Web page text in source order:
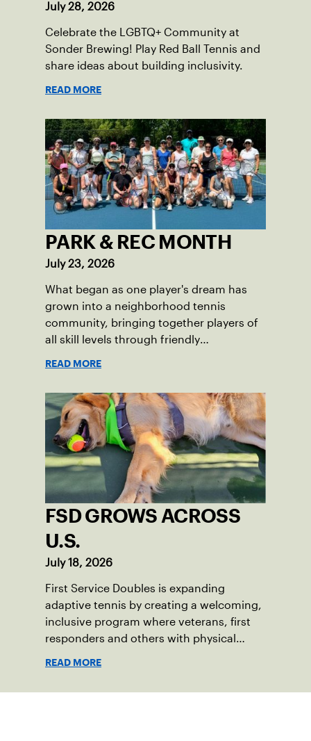
July 28, 2026
Celebrate the LGBTQ+ Community at
Sonder Brewing! Play Red Ball Tennis and
share ideas about building inclusivity.
READ MORE
PARK & REC MONTH
July 23, 2026
What began as one player's dream has
grown into a neighborhood tennis
community, bringing together players of
all skill levels through friendly
READ MORE
FSD GROWS ACROSS
U.S.
July 18, 2026
First Service Doubles is expanding
adaptive tennis by creating a welcoming,
inclusive program where veterans, first
responders and others with physical
READ MORE